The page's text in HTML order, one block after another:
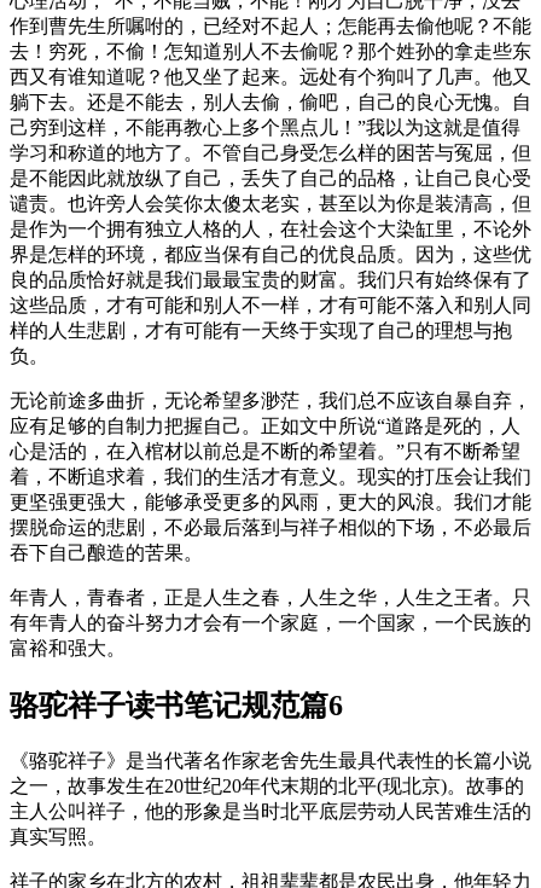
作到曹先生所嘱咐的，已经对不起人；怎能再去偷他呢？不能
去！穷死，不偷！怎知道别人不去偷呢？那个姓孙的拿走些东
西又有谁知道呢？他又坐了起来。远处有个狗叫了几声。他又
躺下去。还是不能去，别人去偷，偷吧，自己的良心无愧。自
己穷到这样，不能再教心上多个黑点儿！”我以为这就是值得
学习和称道的地方了。不管自己身受怎么样的困苦与冤屈，但
是不能因此就放纵了自己，丢失了自己的品格，让自己良心受
谴责。也许旁人会笑你太傻太老实，甚至以为你是装清高，但
是作为一个拥有独立人格的人，在社会这个大染缸里，不论外
界是怎样的环境，都应当保有自己的优良品质。因为，这些优
良的品质恰好就是我们最最宝贵的财富。我们只有始终保有了
这些品质，才有可能和别人不一样，才有可能不落入和别人同
样的人生悲剧，才有可能有一天终于实现了自己的理想与抱
负。
无论前途多曲折，无论希望多渺茫，我们总不应该自暴自弃，
应有足够的自制力把握自己。正如文中所说“道路是死的，人
心是活的，在入棺材以前总是不断的希望着。”只有不断希望
着，不断追求着，我们的生活才有意义。现实的打压会让我们
更坚强更强大，能够承受更多的风雨，更大的风浪。我们才能
摆脱命运的悲剧，不必最后落到与祥子相似的下场，不必最后
吞下自己酿造的苦果。
年青人，青春者，正是人生之春，人生之华，人生之王者。只
有年青人的奋斗努力才会有一个家庭，一个国家，一个民族的
富裕和强大。
骆驼祥子读书笔记规范篇6
《骆驼祥子》是当代著名作家老舍先生最具代表性的长篇小说
之一，故事发生在20世纪20年代末期的北平(现北京)。故事的
主人公叫祥子，他的形象是当时北平底层劳动人民苦难生活的
真实写照。
祥子的家乡在北方的农村，祖祖辈辈都是农民出身，他年轻力